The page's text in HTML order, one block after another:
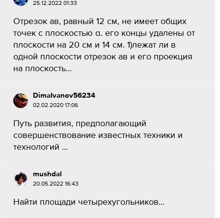
25.12.2022 01:33
Отрезок ав, равный 12 см, не имеет общих
точек с плоскостью α. его концы удалены от
плоскости на 20 см и 14 см. 1)лежат ли в
одной плоскости отрезок ав и его проекция
на плоскость...
DimaIvanov56234
02.02.2020 17:06
Путь развития, предполагающий
совершенствование известных техники и
технологий ​...
mushdal
20.05.2022 16:43
Найти площади четырехугольников...